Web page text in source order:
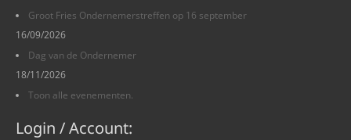
Groot Fries Ondernemerstreffen op 16 september
16/09/2026
Dag van de Ondernemer
18/11/2026
Toon alle evenementen.
Login / Account: